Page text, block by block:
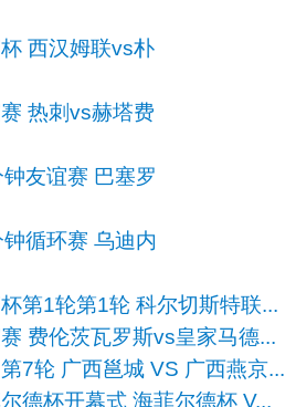
西汉姆联vs朴
热刺vs赫塔费
友谊赛 巴塞罗
循环赛 乌迪内
第1轮第1轮 科尔切斯特联...
费伦茨瓦罗斯vs皇家马德...
7轮 广西邕城 VS 广西燕京...
德杯开幕式 海菲尔德杯 V...